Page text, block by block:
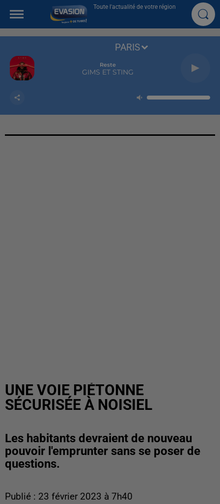
Toute l'actualité de votre région
Reste
GIMS ET STING
PARIS
UNE VOIE PIÉTONNE
SÉCURISÉE À NOISIEL
Les habitants devraient de nouveau
pouvoir l'emprunter sans se poser de
questions.
Publié : 23 février 2023 à 7h40